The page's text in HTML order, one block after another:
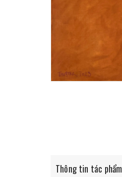
Thông tin tác phẩm